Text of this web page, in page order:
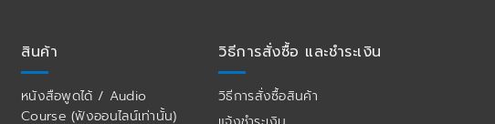
สินค้า
หนังสือพูดได้ / Audio
Course (ฟังออนไลน์เท่านั้น)
วิธีการสั่งซื้อ และชำระเงิน
วิธีการสั่งซื้อสินค้า